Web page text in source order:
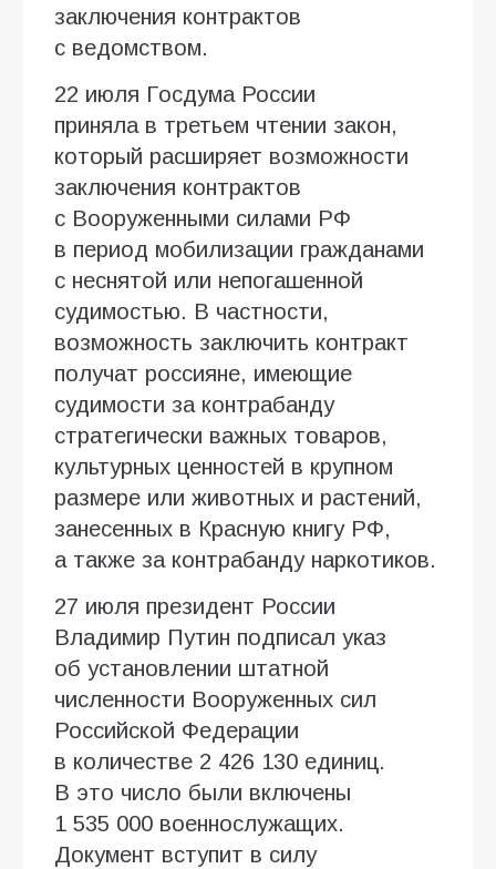
заключения контрактов
с ведомством.
22 июля Госдума России
приняла в третьем чтении закон,
который расширяет возможности
заключения контрактов
с Вооруженными силами РФ
в период мобилизации гражданами
с неснятой или непогашенной
судимостью. В частности,
возможность заключить контракт
получат россияне, имеющие
судимости за контрабанду
стратегически важных товаров,
культурных ценностей в крупном
размере или животных и растений,
занесенных в Красную книгу РФ,
а также за контрабанду наркотиков.
27 июля президент России
Владимир Путин подписал указ
об установлении штатной
численности Вооруженных сил
Российской Федерации
в количестве 2 426 130 единиц.
В это число были включены
1 535 000 военнослужащих.
Документ вступит в силу